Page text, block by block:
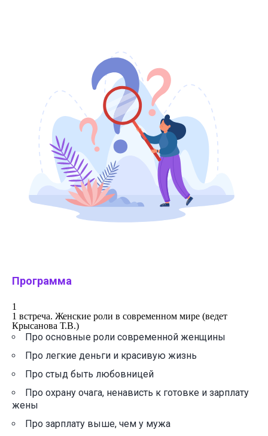
Программа
1
1 встреча. Женские роли в современном мире (ведет
Крысанова Т.В.)
Про основные роли современной женщины
Про легкие деньги и красивую жизнь
Про стыд быть любовницей
Про охрану очага, ненависть к готовке и зарплату
жены
Про зарплату выше, чем у мужа